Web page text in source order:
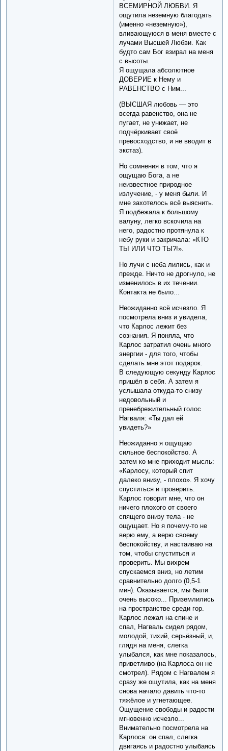
ВСЕМИРНОЙ ЛЮБВИ. Я
ощутила неземную благодать
(именно «неземную»),
вливающуюся в меня вместе с
лучами Высшей Любви. Как
будто сам Бог взирал на меня
с высоты.
Я ощущала абсолютное
ДОВЕРИЕ к Нему и
РАВЕНСТВО с Ним...
(ВЫСШАЯ любовь — это
всегда равенство, она не
пугает, не унижает, не
подчёркивает своё
превосходство, и не вводит в
экстаз).
Но сомнения в том, что я
ощущаю Бога, а не
неизвестное природное
излучение, - у меня были. И
мне захотелось всё выяснить.
Я подбежала к большому
валуну, легко вскочила на
него, радостно протянула к
небу руки и закричала: «КТО
ТЫ ИЛИ ЧТО ТЫ?!».
Но лучи с неба лились, как и
прежде. Ничто не дрогнуло, не
изменилось в их течении.
Контакта не было...
Неожиданно всё исчезло. Я
посмотрела вниз и увидела,
что Карлос лежит без
сознания. Я поняла, что
Карлос затратил очень много
энергии - для того, чтобы
сделать мне этот подарок.
В следующую секунду Карлос
пришёл в себя. А затем я
услышала откуда-то снизу
недовольный и
пренебрежительный голос
Нагваля: «Ты дал ей
увидеть?»
Неожиданно я ощущаю
сильное беспокойство. А
затем ко мне приходит мысль:
«Карлосу, который спит
далеко внизу, - плохо». Я хочу
спуститься и проверить.
Карлос говорит мне, что он
ничего плохого от своего
спящего внизу тела - не
ощущает. Но я почему-то не
верю ему, а верю своему
беспокойству, и настаиваю на
том, чтобы спуститься и
проверить. Мы вихрем
спускаемся вниз, но летим
сравнительно долго (0,5-1
мин). Оказывается, мы были
очень высоко... Приземлились
на пространстве среди гор.
Карлос лежал на спине и
спал, Нагваль сидел рядом,
молодой, тихий, серьёзный, и,
глядя на меня, слегка
улыбался, как мне показалось,
приветливо (на Карлоса он не
смотрел). Рядом с Нагвалем я
сразу же ощутила, как на меня
снова начало давить что-то
тяжёлое и угнетающее.
Ощущение свободы и радости
мгновенно исчезло...
Внимательно посмотрела на
Карлоса: он спал, слегка
двигаясь и радостно улыбаясь